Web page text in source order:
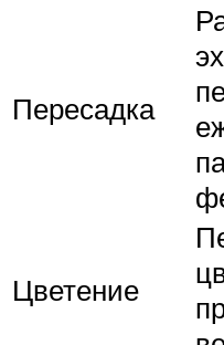
Пересадка
Цветение